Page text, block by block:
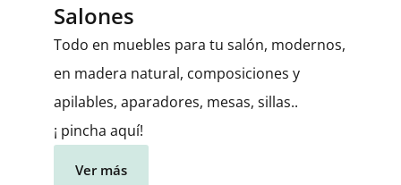
Salones
Todo en muebles para tu salón, modernos,
en madera natural, composiciones y
apilables, aparadores, mesas, sillas..
¡ pincha aquí!
Ver más